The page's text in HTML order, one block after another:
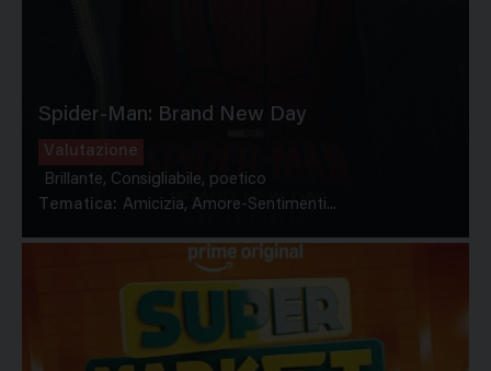
Spider-Man: Brand New Day
Valutazione
Brillante, Consigliabile, poetico
Tematica: Amicizia, Amore-Sentimenti...